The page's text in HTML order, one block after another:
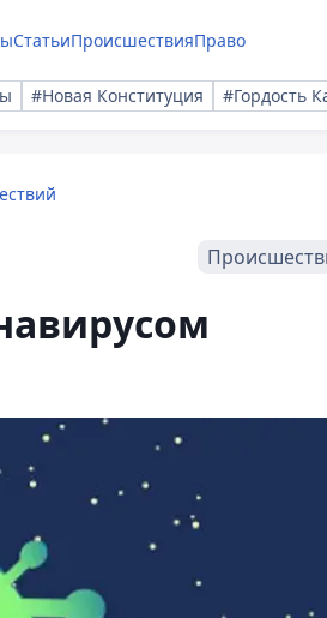
СтатьиПроисшествияПраво
#Новая Конституция #Гордость